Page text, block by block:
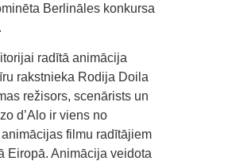
Berlināles konkursa
radītā animācija
rakstnieka Rodija Doila
režisors, scenārists un
d’Alo ir viens no
filmu radītājiem
Eiropā. Animācija veidota